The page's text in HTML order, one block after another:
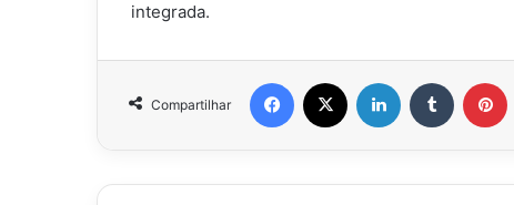
integrada.
Compartilhar
Facebook Linkedin Tumblr